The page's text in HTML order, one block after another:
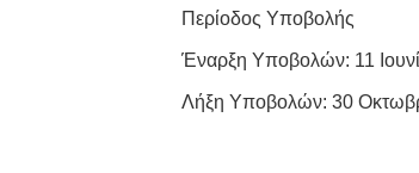
Περίοδος Υποβολής
Έναρξη Υποβολών: 11
Λήξη Υποβολών: 30